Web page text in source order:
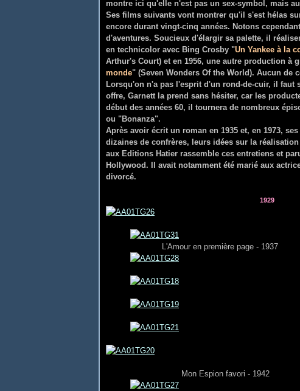
montre ici qu'elle n'est pas un sex-symbol, mais
Ses films suivants vont montrer qu'il s'est hélas
encore durant vingt-cinq années. Notons
d'aventures. Soucieux d'élargir sa palette, il
en technicolor avec Bing Crosby "Un Yankee à la
Arthur's Court) et en 1956, une autre production à
monde" (Seven Wonders Of the World). Aucun de
Lorsqu'on n'a pas l'esprit d'un rond-de-cuir, il
offre, Garnett la prend sans hésiter, car les
début des années 60, il tournera de nombreux
ou "Bonanza".
Après avoir écrit un roman en 1935 et, en 1973,
dizaines de confrères, leurs idées sur la
aux Editions Hatier rassemble ces entretiens et
Hollywood. Il avait notamment été marié aux
divorcé.
1929
L'Amour en première page - 1937
Mon Espion favori - 1942